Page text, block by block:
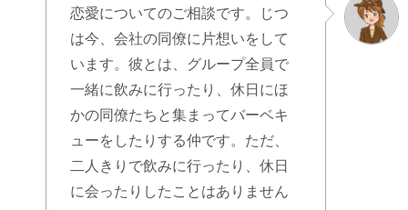
恋愛についてのご相談です。じつ
は今、会社の同僚に片想いをして
います。彼とは、グループ全員で
一緒に飲みに行ったり、休日にほ
かの同僚たちと集まってバーベキ
ューをしたりする仲です。ただ、
二人きりで飲みに行ったり、休日
に会ったりしたことはありません